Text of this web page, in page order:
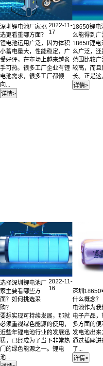
深圳锂电池厂家挑
选更看重哪方面？
2022-11-
17
锂电池运用广泛，因为体积
小蓄电量大，性能稳定，广
受好评，在市场上越来越炙
手可热。很多工厂企业有锂
电池需求，很多工厂都倾
向...
18650锂电
么能得到广
18650锂电
么广泛，
范围比较
较高，而
长。正是这
选择深圳锂电池厂
家主要看哪些方
面？如何挑选采
购？
2022-11-
16
要想实现可持续发展，那就
必须重视绿色能源的使用，
近些年锂电池行业的发展迅
猛，已经成为了当下非常热
门的绿色能源之一。锂电
池...
深圳18650
什么概念？
电池作为
电子产品
多方面的
发电池出
通过插座进
了...